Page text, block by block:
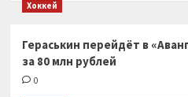
Хоккей
Гераськин перейдёт в
за 80 млн рублей
0